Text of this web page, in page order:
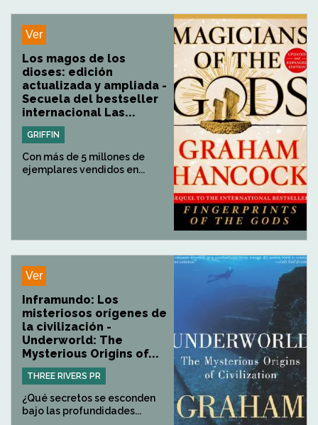
Ver
Los magos de los
dioses: edición
actualizada y ampliada -
Secuela del bestseller
internacional Las...
GRIFFIN
Con más de 5 millones de
ejemplares vendidos en...
Ver
Inframundo: Los
misteriosos orígenes de
la civilización -
Underworld: The
Mysterious Origins of...
THREE RIVERS PR
¿Qué secretos se esconden
bajo las profundidades...